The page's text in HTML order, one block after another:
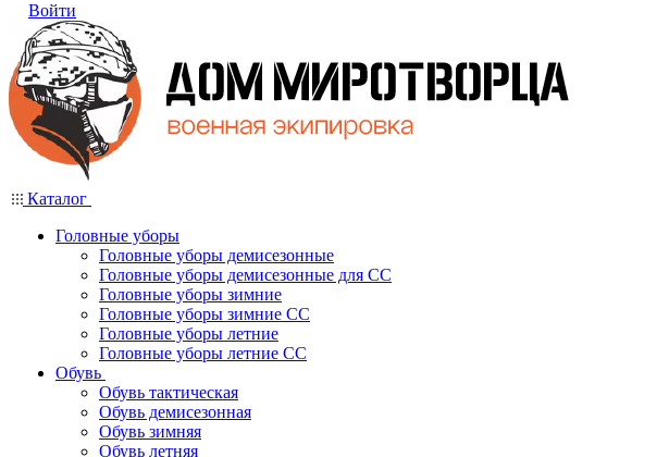
Войти
Каталог
Головные уборы
Головные уборы демисезонные
Головные уборы демисезонные для СС
Головные уборы зимние
Головные уборы зимние СС
Головные уборы летние
Головные уборы летние СС
Обувь
Обувь тактическая
Обувь демисезонная
Обувь зимняя
Обувь летняя